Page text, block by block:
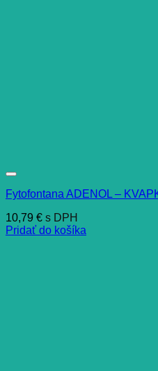
Fytofontana ADENOL –
10,79 € s DPH
Pridať do košíka